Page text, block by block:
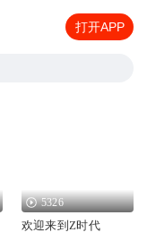
打开APP
5326
欢迎来到Z时代